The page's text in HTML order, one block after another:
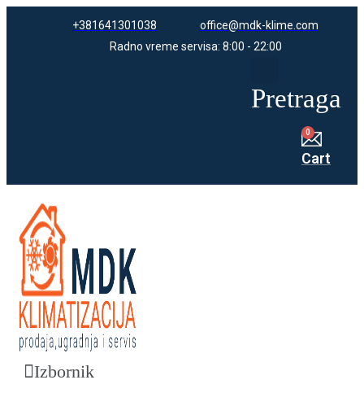
+381641301038
office@mdk-klime.com
Radno vreme servisa: 8:00 - 22:00
Pretraga
Cart
Izbornik